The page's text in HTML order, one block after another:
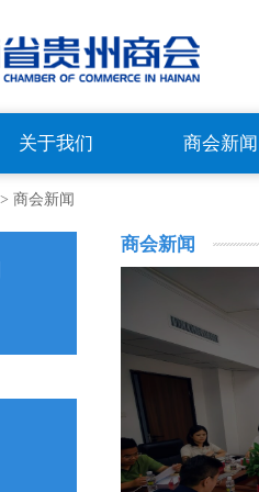
关于我们 商会新闻
> 商会新闻
商会新闻